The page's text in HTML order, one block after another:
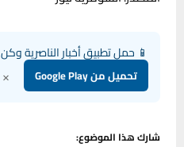
📱 حمل تطبيق أخبار الناصرية
تحميل من Google Play ×
شارك هذا الموضوع: